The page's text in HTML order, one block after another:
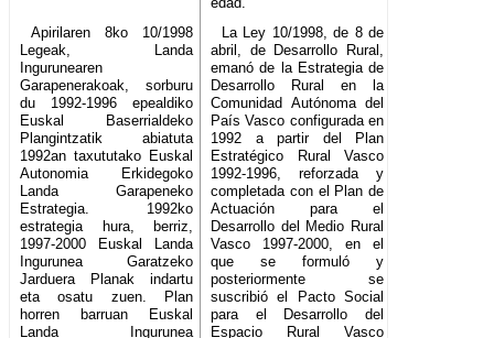
Apirilaren 8ko 10/1998
Legeak, Landa
Ingurunearen
Garapenerakoak, sorburu
du 1992-1996 epealdiko
Euskal Baserrialdeko
Plangintzatik abiatuta
1992an taxututako Euskal
Autonomia Erkidegoko
Landa Garapeneko
Estrategia. 1992ko
estrategia hura, berriz,
1997-2000 Euskal Landa
Ingurunea Garatzeko
Jarduera Planak indartu
eta osatu zuen. Plan
horren barruan Euskal
Landa Ingurunea
La Ley 10/1998, de 8 de
abril, de Desarrollo Rural,
emanó de la Estrategia de
Desarrollo Rural en la
Comunidad Autónoma del
País Vasco configurada en
1992 a partir del Plan
Estratégico Rural Vasco
1992-1996, reforzada y
completada con el Plan de
Actuación para el
Desarrollo del Medio Rural
Vasco 1997-2000, en el
que se formuló y
posteriormente se
suscribió el Pacto Social
para el Desarrollo del
Espacio Rural Vasco